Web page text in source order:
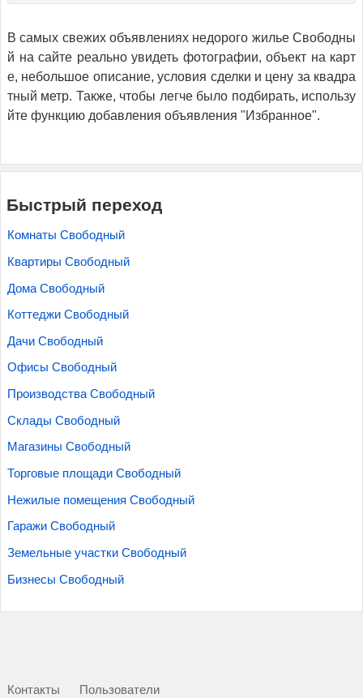
В самых свежих объявлениях недорого жилье Свободны
й на сайте реально увидеть фотографии, объект на карт
е, небольшое описание, условия сделки и цену за квадра
тный метр. Также, чтобы легче было подбирать, использу
йте функцию добавления объявления "Избранное".
Быстрый переход
Комнаты Свободный
Квартиры Свободный
Дома Свободный
Коттеджи Свободный
Дачи Свободный
Офисы Свободный
Производства Свободный
Склады Свободный
Магазины Свободный
Торговые площади Свободный
Нежилые помещения Свободный
Гаражи Свободный
Земельные участки Свободный
Бизнесы Свободный
Контакты Пользователи